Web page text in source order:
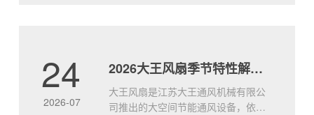
面通风？大王通风工业大风扇，直径
流动，形成持续.....
24
2026-07
2026大王风扇季节特性解析 四季适配使用全攻略
大王风扇是江苏大王通风机械有限公
司推出的大空间节能通风设备，依托